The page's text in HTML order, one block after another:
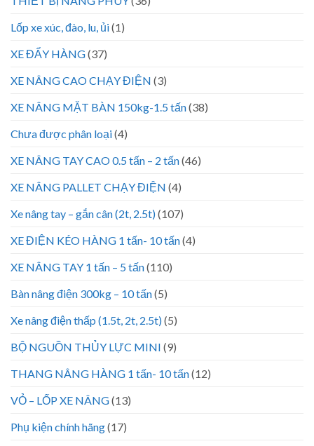
Lốp xe xúc, đào, lu, ủi(1)
XE ĐẨY HÀNG(37)
XE NÂNG CAO CHẠY ĐIỆN (3)
XE NÂNG MẶT BÀN 150kg-1.5 tấn(38)
Chưa được phân loại(4)
XE NÂNG TAY CAO 0.5 tấn – 2 tấn(46)
XE NÂNG PALLET CHẠY ĐIỆN (4)
Xe nâng tay – gắn cân (2t, 2.5t)(107)
XE ĐIỆN KÉO HÀNG 1 tấn- 10 tấn(4)
XE NÂNG TAY 1 tấn – 5 tấn(110)
Bàn nâng điện 300kg – 10 tấn(5)
Xe nâng điện thấp (1.5t, 2t, 2.5t)(5)
BỘ NGUỒN THỦY LỰC MINI (9)
THANG NÂNG HÀNG 1 tấn- 10 tấn(12)
VỎ – LỐP XE NÂNG(13)
Phụ kiện chính hãng(17)